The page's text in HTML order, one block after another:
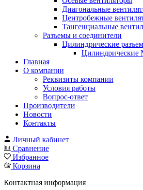
Диагональные
Центробежные
Тангенциальные
Разъемы и соединители
Цилиндрические
Цилиндрические
Главная
О компании
Реквизиты компании
Условия работы
Вопрос-ответ
Производители
Новости
Контакты
Личный кабинет
Сравнение
Избранное
Корзина
Контактная информация